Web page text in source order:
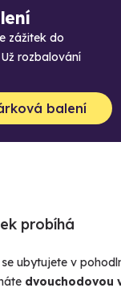
zážitek do
rozbalování
balení
probíhá
ubytujete v
dvouchodovou